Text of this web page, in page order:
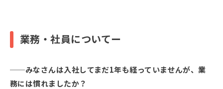
業務・社員についてー
みなさんは入社してまだ1年も経っていませんが、業
務には慣れましたか？